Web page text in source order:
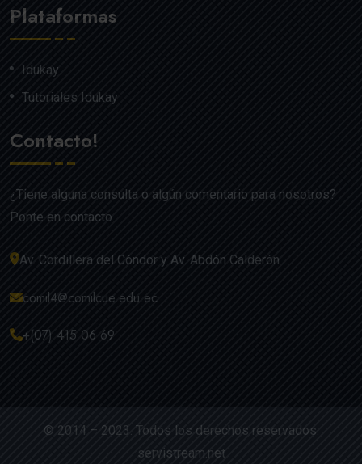
Plataformas
Idukay
Tutoriales Idukay
Contacto!
¿Tiene alguna consulta o algún comentario para nosotros?
Ponte en contacto
Av. Cordillera del Cóndor y Av. Abdón Calderón
comil4@comilcue.edu.ec
+(07) 415 06 69
© 2014 – 2023. Todos los derechos reservados.
servistream.net